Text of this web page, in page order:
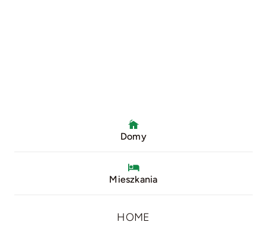
Domy
Mieszkania
HOME